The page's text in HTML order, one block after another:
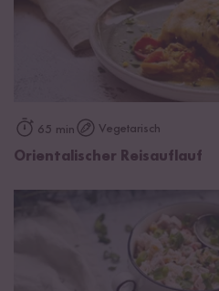
65 min Vegetarisch
Orientalischer Reisauflauf